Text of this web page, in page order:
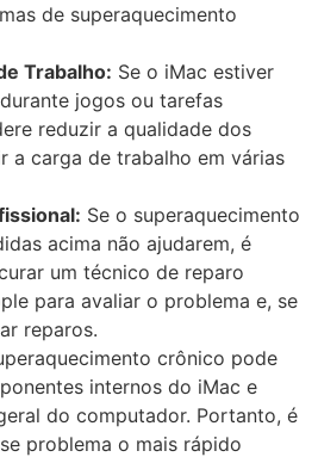
de superaquecimento
Trabalho: Se o iMac estiver
jogos ou tarefas
reduzir a qualidade dos
a carga de trabalho em várias
Se o superaquecimento
acima não ajudarem, é
um técnico de reparo
para avaliar o problema e, se
reparos.
crônico pode
internos do iMac e
do computador. Portanto, é
problema o mais rápido